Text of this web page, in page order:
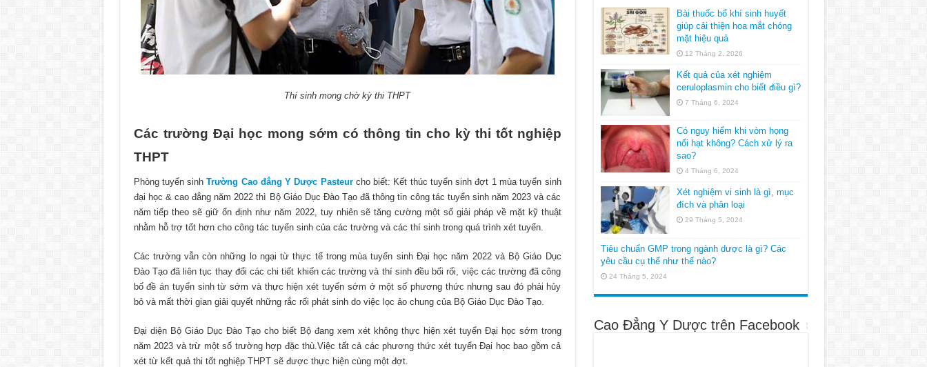
Thí sinh mong chờ kỳ thi THPT
Các trường Đại học mong sớm có thông tin cho kỳ thi tốt nghiệp
THPT
Phòng tuyển sinhTrường Cao đẳng Y Dược Pasteur cho biết: Kết thúc tuyển sinh đợt 1 mùa tuyển sinh
đại học & cao đẳng năm 2022 thì Bộ Giáo Dục Đào Tạo đã thông tin công tác tuyển sinh năm 2023 và các
năm tiếp theo sẽ giữ ổn định như năm 2022, tuy nhiên sẽ tăng cường một số giải pháp về mặt kỹ thuật
nhằm hỗ trợ tốt hơn cho công tác tuyển sinh của các trường và các thí sinh trong quá trình xét tuyển.
Các trường vẫn còn những lo ngại từ thực tế trong mùa tuyển sinh Đại học năm 2022 và Bộ Giáo Dục
Đào Tạo đã liên tục thay đổi các chi tiết khiến các trường và thí sinh đều bối rối, việc các trường đã công
bố đề án tuyển sinh từ sớm và thực hiện xét tuyển sớm ở một số phương thức nhưng sau đó phải hủy
bỏ và mất thời gian giải quyết những rắc rối phát sinh do việc lọc ảo chung của Bộ Giáo Dục Đào Tạo.
Đại diện Bộ Giáo Dục Đào Tạo cho biết Bộ đang xem xét không thực hiện xét tuyển Đại học sớm trong
năm 2023 và trừ một số trường hợp đặc thù.Việc tất cả các phương thức xét tuyển Đại học bao gồm cả
xét từ kết quả thi tốt nghiệp THPT sẽ được thực hiện cùng một đợt.
Bài thuốc bổ khí sinh huyết
giúp cải thiện hoa mắt chóng
mặt hiệu quả
12 Tháng 2, 2026
Kết quả của xét nghiệm
ceruloplasmin cho biết điều gì?
7 Tháng 6, 2024
Có nguy hiểm khi vòm họng
nổi hạt không? Cách xử lý ra
sao?
4 Tháng 6, 2024
Xét nghiệm vi sinh là gì, mục
đích và phân loại
29 Tháng 5, 2024
Tiêu chuẩn GMP trong ngành dược là gì? Các
yêu cầu cụ thể như thế nào?
24 Tháng 5, 2024
Cao Đẳng Y Dược trên Facebook